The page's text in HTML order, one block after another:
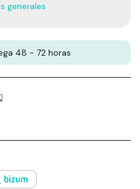
generales
48 - 72 horas
incluidos en tu lista